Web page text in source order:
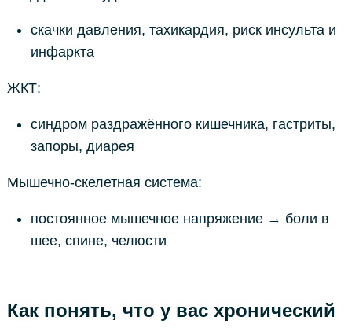
скачки давления, тахикардия, риск инсульта и
инфаркта
ЖКТ:
синдром раздражённого кишечника, гастриты,
запоры, диарея
Мышечно-скелетная система:
постоянное мышечное напряжение → боли в
шее, спине, челюсти
Как понять, что у вас хронический